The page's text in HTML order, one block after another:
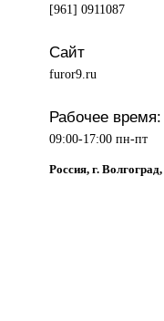
[961] 0911087
Сайт
furor9.ru
Рабочее время:
09:00-17:00 пн-пт
Россия, г.